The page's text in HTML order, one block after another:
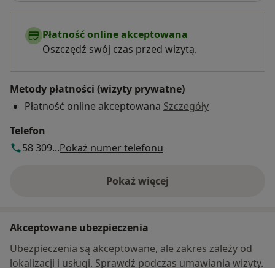
Płatność online akceptowana
Oszczędź swój czas przed wizytą.
Metody płatności (wizyty prywatne)
Płatność online akceptowana Szczegóły
Telefon
58 309...Pokaż numer telefonu
Pokaż więcej
o adresie
Akceptowane ubezpieczenia
Ubezpieczenia są akceptowane, ale zakres zależy od
lokalizacji i usługi. Sprawdź podczas umawiania wizyty.